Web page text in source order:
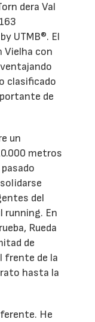
dera Val
UTMB®. El
Vielha con
clasificado
de
un
metros
del
running. En
Rueda
de
frente de la
hasta la
He